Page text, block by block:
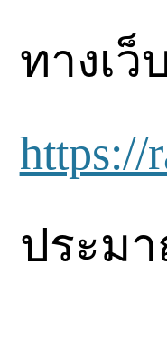
ทางเ
https://
ประม